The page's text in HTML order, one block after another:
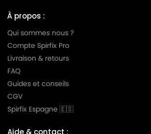
MIELE
MIELE
MIELE AMBIENTE S5580
MIELE
MIELE ANIVERSARIO
MIELE
MIELE ANNIVERSARY
MIELE
À propos :
Qui sommes nous ?
Compte Spirfix Pro
Livraison & retours
FAQ
Guides et conseils
CGV
Spirfix Espagne 🇪🇸
Aide & contact :